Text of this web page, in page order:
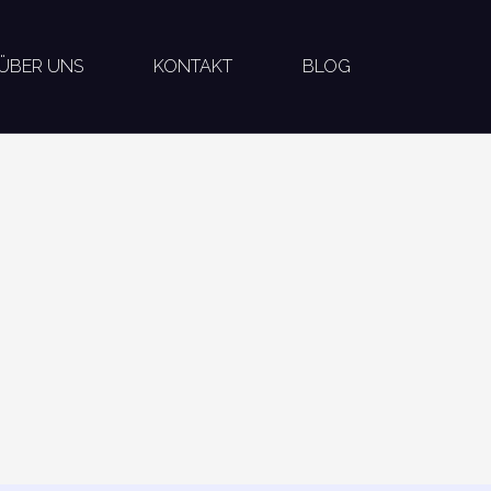
UNS KONTAKT BLOG